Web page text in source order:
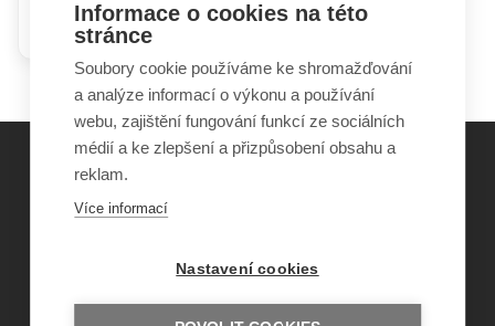
ublížit i prospět
©Obecně prospěšná společnost Sirius
ISSN 1805-8876
nazory@sancedetem.cz
Odběr novinek e-mailem
Informace o cookies na této
stránce
Soubory cookie používáme ke shromažďování
a analýze informací o výkonu a používání
webu, zajištění fungování funkcí ze sociálních
médií a ke zlepšení a přizpůsobení obsahu a
reklam.
Více informací
Nastavení cookies